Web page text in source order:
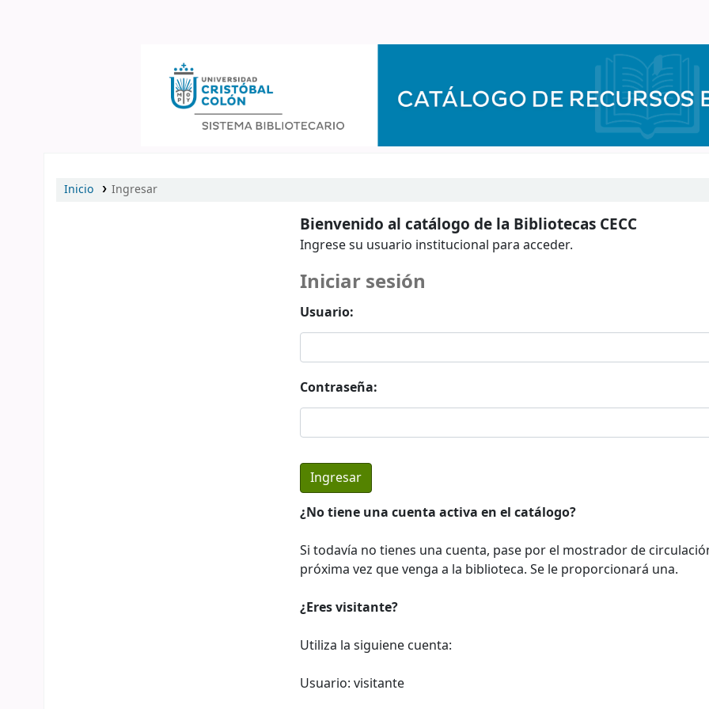
Inicio Ingresar
Bienvenido al catálogo de la Bibliotecas CECC
Ingrese su usuario institucional para acceder.
Iniciar sesión
Usuario:
Contraseña:
¿No tiene una cuenta activa en el catálogo?
Si todavía no tienes una cuenta, pase por el mostrador de
próxima vez que venga a la biblioteca. Se le proporcionará una.
¿Eres visitante?
Utiliza la siguiene cuenta:
Usuario: visitante